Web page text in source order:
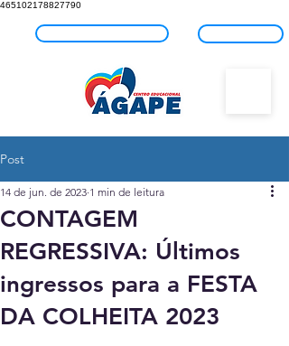
465102178827790
Blog
Post
CONTAGEM
REGRESSIVA: Últimos
ingressos para a FESTA
DA COLHEITA 2023
14 de jun. de 2023 1 min de leitura